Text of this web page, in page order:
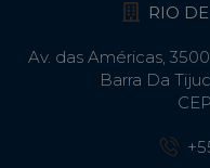
RIO
Av. das Américas,
Barra Da